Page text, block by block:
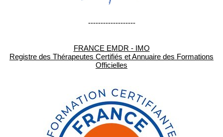
-------------------
FRANCE EMDR - IMO
Registre des Thérapeutes Certifiés et Annuaire des Formations
Officielles